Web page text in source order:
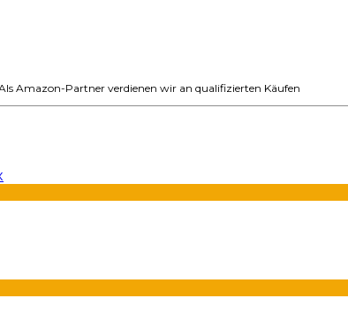
Amazon-Partner verdienen wir an qualifizierten Käufen